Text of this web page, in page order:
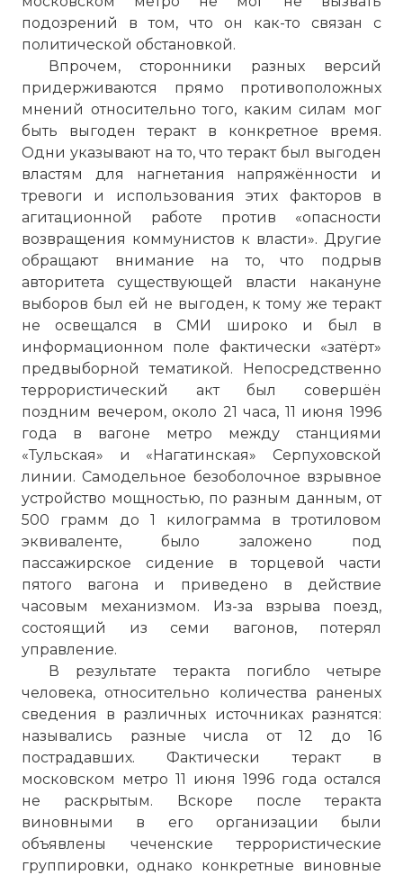
подозрений в том, что он как-то связан с
политической обстановкой.
Впрочем, сторонники разных версий
придерживаются прямо противоположных
мнений относительно того, каким силам мог
быть выгоден теракт в конкретное время.
Одни указывают на то, что теракт был выгоден
властям для нагнетания напряжённости и
тревоги и использования этих факторов в
агитационной работе против «опасности
возвращения коммунистов к власти». Другие
обращают внимание на то, что подрыв
авторитета существующей власти накануне
выборов был ей не выгоден, к тому же теракт
не освещался в СМИ широко и был в
информационном поле фактически «затёрт»
предвыборной тематикой. Непосредственно
террористический акт был совершён
поздним вечером, около 21 часа, 11 июня 1996
года в вагоне метро между станциями
«Тульская» и «Нагатинская» Серпуховской
линии. Самодельное безоболочное взрывное
устройство мощностью, по разным данным, от
500 грамм до 1 килограмма в тротиловом
эквиваленте, было заложено под
пассажирское сидение в торцевой части
пятого вагона и приведено в действие
часовым механизмом. Из-за взрыва поезд,
состоящий из семи вагонов, потерял
управление.
В результате теракта погибло четыре
человека, относительно количества раненых
сведения в различных источниках разнятся:
назывались разные числа от 12 до 16
пострадавших. Фактически теракт в
московском метро 11 июня 1996 года остался
не раскрытым. Вскоре после теракта
виновными в его организации были
объявлены чеченские террористические
группировки, однако конкретные виновные